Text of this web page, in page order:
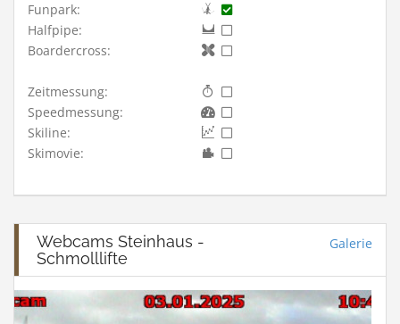
Funpark:
Halfpipe:
Boardercross:
Zeitmessung:
Speedmessung:
Skiline:
Skimovie:
Webcams Steinhaus -
Schmolllifte
Galerie